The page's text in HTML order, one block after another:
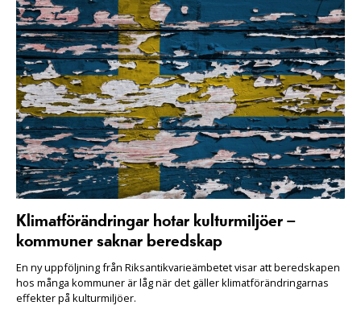
Klimatförändringar hotar kulturmiljöer –
kommuner saknar beredskap
En ny uppföljning från Riksantikvarieämbetet visar att beredskapen
hos många kommuner är låg när det gäller klimatförändringarnas
effekter på kulturmiljöer.